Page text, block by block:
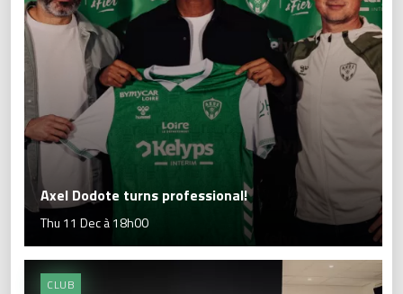
Axel Dodote turns professional!
Thu 11 Dec à 18h00
CLUB